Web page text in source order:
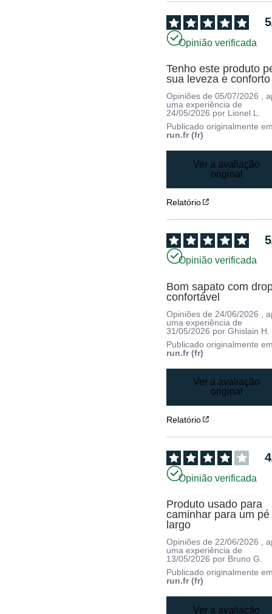
5
Opinião verificada
Tenho este produto
sua leveza e conforto
Opiniões de05/07/2026 ,
uma experiência de
24/05/2026 por Lionel L.
Publicado originalmente
run.fr (fr)
Ver a avaliação
original
Relatório
5
Opinião verificada
Bom sapato com
confortável
Opiniões de 24/06/2026
,
uma experiência de
31/05/2026 porGhislain H.
Publicado originalmente
run.fr (fr)
Ver a avaliação
original
Relatório
4
Opinião verificada
Produto usado para
caminhar para um pé
largo
Opiniões de 22/06/2026
,
uma experiência de
13/05/2026 por Bruno G.
Publicado originalmente
run.fr (fr)
Ver a avaliação